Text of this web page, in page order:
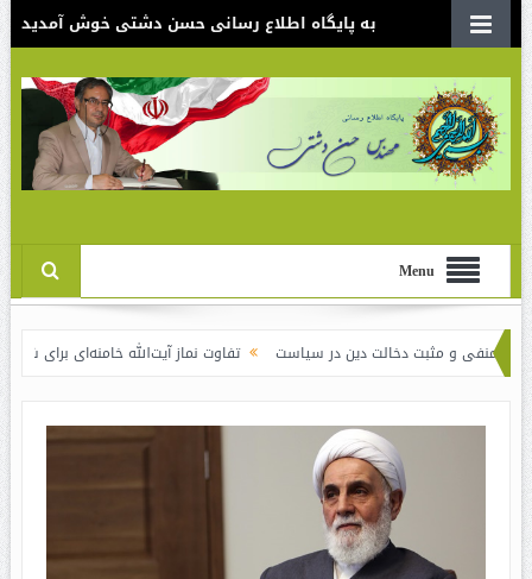
به پایگاه اطلاع رسانی حسن دشتی خوش آمدید
Menu
و مثبت دخالت دین در سیاست تفاوت نماز آیت‌الله خامنه‌ای برای شاهرودی و